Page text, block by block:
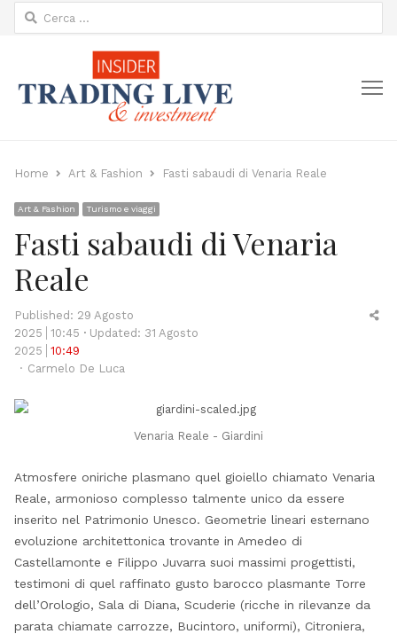
Ricerca
per:
Home Art & Fashion Fasti sabaudi di Venaria Reale
Art & Fashion Turismo e viaggi
Fasti sabaudi di Venaria
Reale
Published: 29 Agosto
2025
10:45
Updated: 31 Agosto
2025
10:49
Author
Carmelo De Luca
Venaria Reale - Giardini
Atmosfere oniriche plasmano quel gioiello chiamato Venaria
Reale, armonioso complesso talmente unico da essere
inserito nel Patrimonio Unesco. Geometrie lineari esternano
evoluzione architettonica trovante in Amedeo di
Castellamonte e Filippo Juvarra suoi massimi progettisti,
testimoni di quel raffinato gusto barocco plasmante Torre
dell’Orologio, Sala di Diana, Scuderie (ricche in rilevanze da
parata chiamate carrozze, Bucintoro, uniformi), Citroniera,